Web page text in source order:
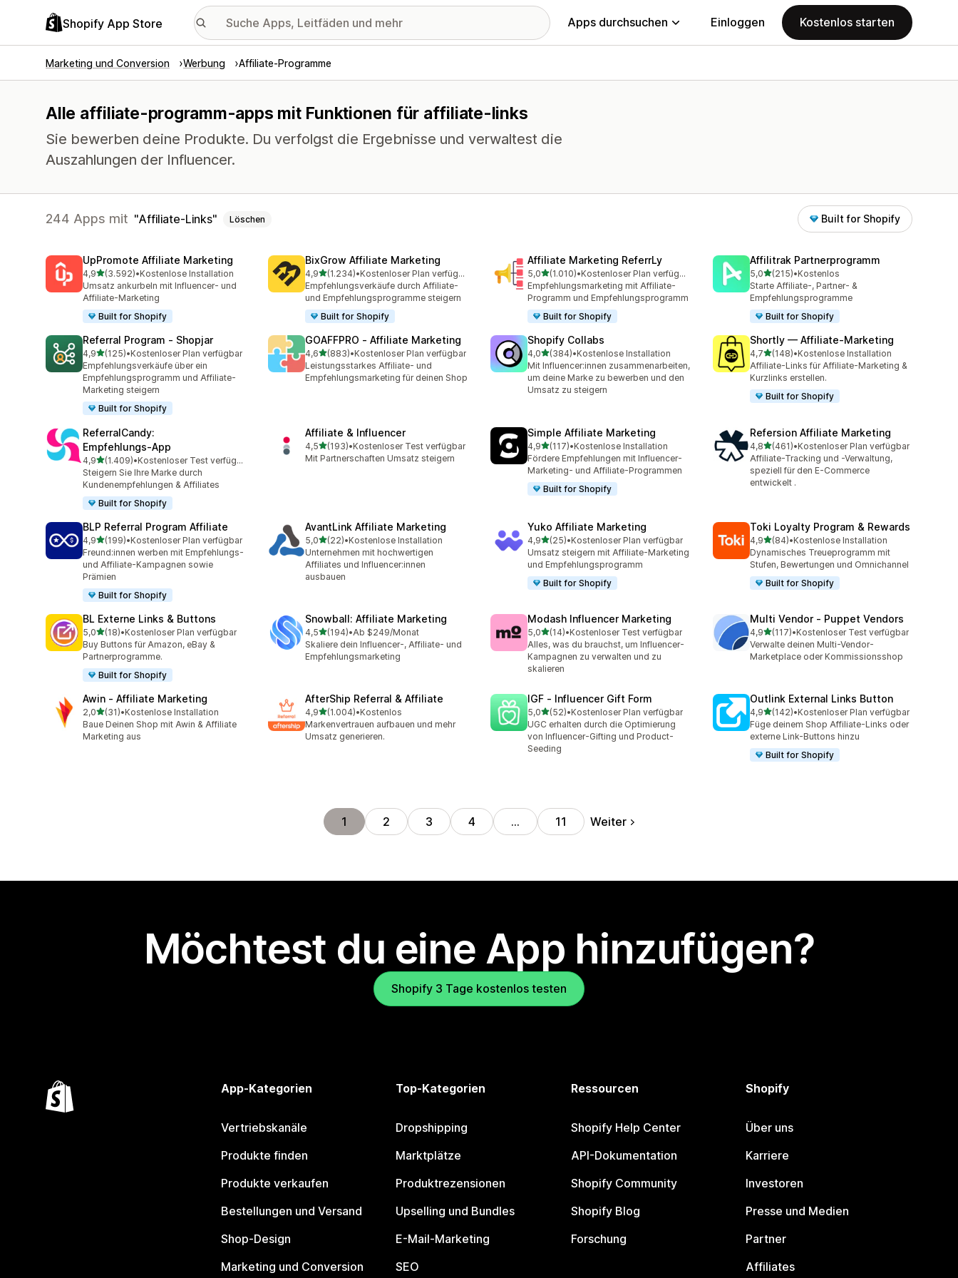
Shopify App Store Apps durchsuchen Einloggen Kostenlos starten
Marketing und Conversion Werbung Affiliate-Programme
Alle affiliate-programm-apps mit Funktionen für affiliate-links
Sie bewerben deine Produkte. Du verfolgst die Ergebnisse und verwaltest die
Auszahlungen der Influencer.
244 Apps mit Affiliate-Links Löschen Built for Shopify
UpPromote Affiliate Marketing
4,9von 5 Sternen
(3.592)
3592 Rezensionen insgesamt
•Kostenlose Installation
Umsatz ankurbeln mit Influencer- und
Affiliate-Marketing
Built for Shopify
BixGrow Affiliate Marketing
4,9von 5 Sternen
(1.234)
1234 Rezensionen insgesamt
•
Kostenloser Plan verfügbar
Empfehlungsverkäufe durch Affiliate-
und Empfehlungsprogramme steigern
Built for Shopify
Affiliate Marketing ReferrLy
5,0von 5 Sternen
(1.010)
1010 Rezensionen insgesamt
•
Kostenloser Plan verfügbar
Empfehlungsmarketing mit Affiliate-
Programm und Empfehlungsprogramm
Built for Shopify
Affilitrak Partnerprogramm
5,0von 5 Sternen
(215)
215 Rezensionen insgesamt
•Kostenlos
Starte Affiliate-, Partner- &
Empfehlungsprogramme
Built for Shopify
Referral Program ‑ Shopjar
4,9von 5 Sternen
(125)
125 Rezensionen insgesamt
•Kostenloser Plan verfügbar
Empfehlungsverkäufe über ein
Empfehlungsprogramm und Affiliate-
Marketing steigern
Built for Shopify
GOAFFPRO ‑ Affiliate Marketing
4,6von 5 Sternen
(883)
883 Rezensionen insgesamt
•Kostenloser Plan verfügbar
Leistungsstarkes Affiliate- und
Empfehlungsmarketing für deinen Shop
Shopify Collabs
4,0von 5 Sternen
(384)
384 Rezensionen insgesamt
•Kostenlose Installation
Mit Influencer:innen zusammenarbeiten,
um deine Marke zu bewerben und den
Umsatz zu steigern
Shortly — Affiliate‑Marketing
4,7von 5 Sternen
(148)
148 Rezensionen insgesamt
•Kostenlose Installation
Affiliate-Links für Affiliate-Marketing &
Kurzlinks erstellen.
Built for Shopify
ReferralCandy:
Empfehlungs‑App
4,9von 5 Sternen
(1.409)
1409 Rezensionen insgesamt
•
Kostenloser Test verfügbar
Steigern Sie Ihre Marke durch
Kundenempfehlungen & Affiliates
Built for Shopify
Affiliate & Influencer
4,5von 5 Sternen
(193)
193 Rezensionen insgesamt
•Kostenloser Test verfügbar
Mit Partnerschaften Umsatz steigern
Simple Affiliate Marketing
4,9von 5 Sternen
(117)
117 Rezensionen insgesamt
•Kostenlose Installation
Fördere Empfehlungen mit Influencer-
Marketing- und Affiliate-Programmen
Built for Shopify
Refersion Affiliate Marketing
4,8von 5 Sternen
(461)
461 Rezensionen insgesamt
•Kostenloser Plan verfügbar
Affiliate-Tracking und -Verwaltung,
speziell für den E-Commerce
entwickelt .
BLP Referral Program Affiliate
4,9von 5 Sternen
(199)
199 Rezensionen insgesamt
•Kostenloser Plan verfügbar
Freund:innen werben mit Empfehlungs-
und Affiliate-Kampagnen sowie
Prämien
Built for Shopify
AvantLink Affiliate Marketing
5,0von 5 Sternen
(22)
22 Rezensionen insgesamt
•Kostenlose Installation
Unternehmen mit hochwertigen
Affiliates und Influencer:innen
ausbauen
Yuko Affiliate Marketing
4,9von 5 Sternen
(25)
25 Rezensionen insgesamt
•Kostenloser Plan verfügbar
Umsatz steigern mit Affiliate-Marketing
und Empfehlungsprogramm
Built for Shopify
Toki Loyalty Program & Rewards
4,9von 5 Sternen
(84)
84 Rezensionen insgesamt
•Kostenlose Installation
Dynamisches Treueprogramm mit
Stufen, Bewertungen und Omnichannel
Built for Shopify
BL Externe Links & Buttons
5,0von 5 Sternen
(18)
18 Rezensionen insgesamt
•Kostenloser Plan verfügbar
Buy Buttons für Amazon, eBay &
Partnerprogramme.
Built for Shopify
Snowball: Affiliate Marketing
4,5von 5 Sternen
(194)
194 Rezensionen insgesamt
•Ab $249/Monat
Skaliere dein Influencer-, Affiliate- und
Empfehlungsmarketing
Modash Influencer Marketing
5,0von 5 Sternen
(14)
14 Rezensionen insgesamt
•Kostenloser Test verfügbar
Alles, was du brauchst, um Influencer-
Kampagnen zu verwalten und zu
skalieren
Multi Vendor ‑ Puppet Vendors
4,9von 5 Sternen
(117)
117 Rezensionen insgesamt
•Kostenloser Test verfügbar
Verwalte deinen Multi-Vendor-
Marketplace oder Kommissionsshop
Awin ‑ Affiliate Marketing
2,0von 5 Sternen
(31)
31 Rezensionen insgesamt
•Kostenlose Installation
Baue Deinen Shop mit Awin & Affiliate
Marketing aus
AfterShip Referral & Affiliate
4,9von 5 Sternen
(1.004)
1004 Rezensionen insgesamt
•Kostenlos
Markenvertrauen aufbauen und mehr
Umsatz generieren.
IGF ‑ Influencer Gift Form
5,0von 5 Sternen
(52)
52 Rezensionen insgesamt
•Kostenloser Plan verfügbar
UGC erhalten durch die Optimierung
von Influencer-Gifting und Product-
Seeding
Outlink External Links Button
4,9von 5 Sternen
(142)
142 Rezensionen insgesamt
•Kostenloser Plan verfügbar
Füge deinem Shop Affiliate-Links oder
externe Link-Buttons hinzu
Built for Shopify
1 2 3 4 … 11 Weiter
Möchtest du eine App hinzufügen?
Shopify 3 Tage kostenlos testen
App-Kategorien
Vertriebskanäle
Produkte finden
Produkte verkaufen
Bestellungen und Versand
Shop-Design
Marketing und Conversion
Top-Kategorien
Dropshipping
Marktplätze
Produktrezensionen
Upselling und Bundles
E-Mail-Marketing
SEO
Ressourcen
Shopify Help Center
API-Dokumentation
Shopify Community
Shopify Blog
Forschung
Shopify
Über uns
Karriere
Investoren
Presse und Medien
Partner
Affiliates